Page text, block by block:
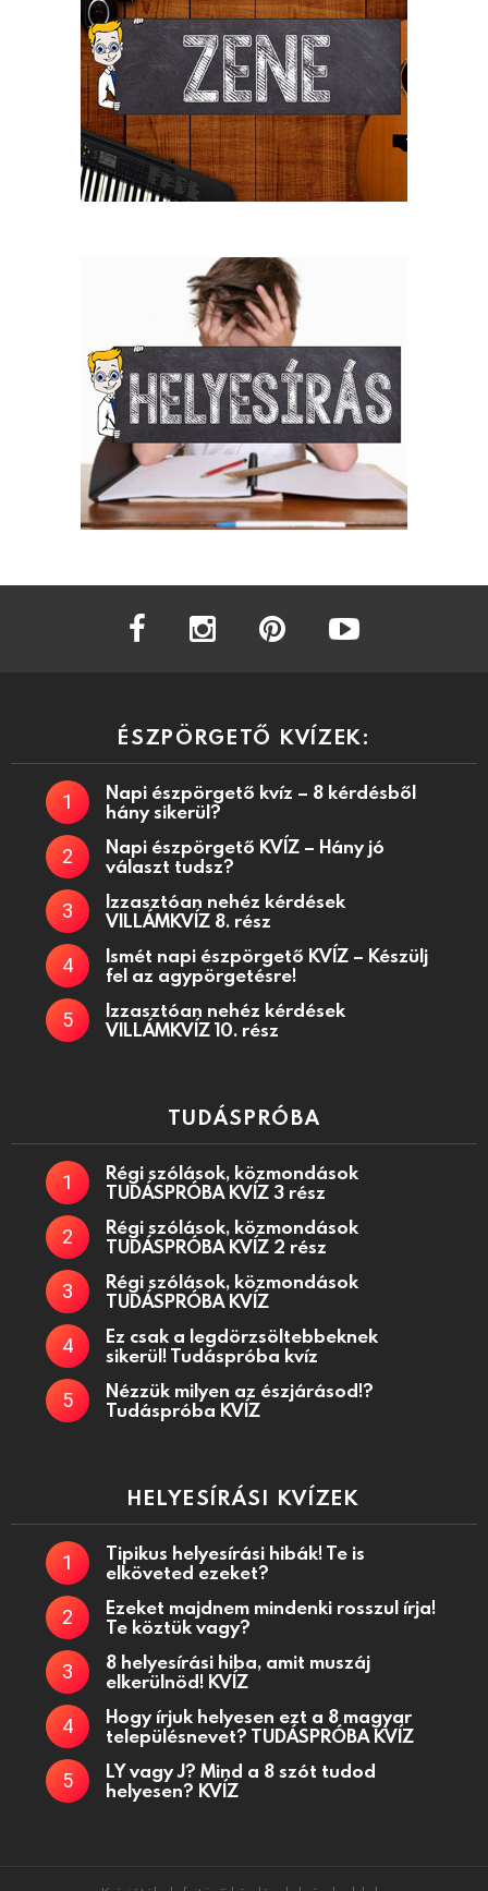
facebook instagram
ÉSZPÖRGETŐ KVÍZEK:
Napi észpörgető kvíz – 8 kérdésből
hány sikerül?
Napi észpörgető KVÍZ – Hány jó
választ tudsz?
Izzasztóan nehéz kérdések
VILLÁMKVÍZ 8. rész
Ismét napi észpörgető KVÍZ – Készülj
fel az agypörgetésre!
Izzasztóan nehéz kérdések
VILLÁMKVÍZ 10. rész
TUDÁSPRÓBA
Régi szólások, közmondások
TUDÁSPRÓBA KVÍZ 3 rész
Régi szólások, közmondások
TUDÁSPRÓBA KVÍZ 2 rész
Régi szólások, közmondások
TUDÁSPRÓBA KVÍZ
Ez csak a legdörzsöltebbeknek
sikerül! Tudáspróba kvíz
Nézzük milyen az észjárásod!?
Tudáspróba KVÍZ
HELYESÍRÁSI KVÍZEK
Tipikus helyesírási hibák! Te is
elköveted ezeket?
Ezeket majdnem mindenki rosszul írja!
Te köztük vagy?
8 helyesírási hiba, amit muszáj
elkerülnöd! KVÍZ
Hogy írjuk helyesen ezt a 8 magyar
településnevet? TUDÁSPRÓBA KVÍZ
LY vagy J? Mind a 8 szót tudod
helyesen? KVÍZ